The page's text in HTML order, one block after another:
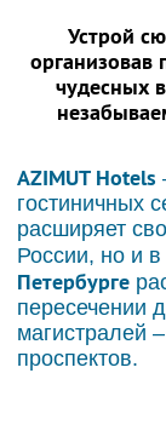
Устрой
организовав
чудесных
AZIMUT Hotels
гостиничных
расширяет
России, но и
Петербурге
пересечении
магистралей
проспектов.